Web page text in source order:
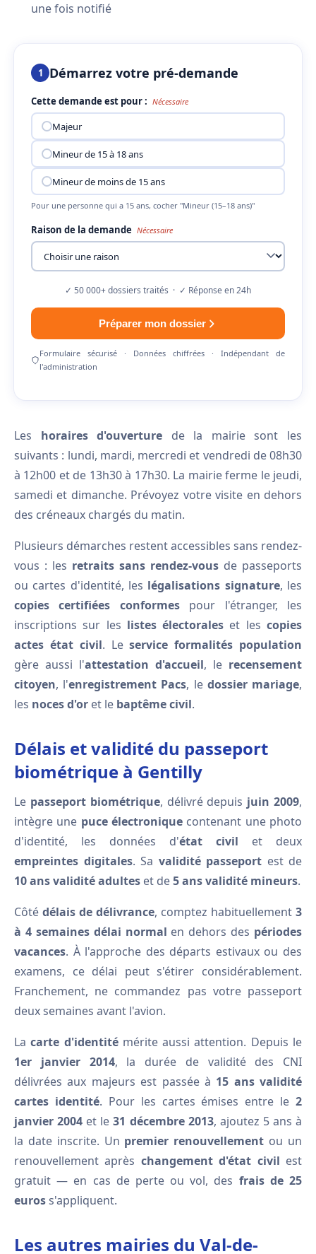
une fois notifié
1 Démarrez votre pré-demande
Cette demande est pour : Nécessaire
Majeur
Mineur de 15 à 18 ans
Mineur de moins de 15 ans
Pour une personne qui a 15 ans, cocher "Mineur (15–18 ans)"
Raison de la demande Nécessaire
✓ 50 000+ dossiers traités · ✓ Réponse en 24h
Préparer mon dossier
Formulaire sécurisé · Données chiffrées · Indépendant de
l'administration
Les horaires d'ouverture de la mairie sont les
suivants : lundi, mardi, mercredi et vendredi de 08h30
à 12h00 et de 13h30 à 17h30. La mairie ferme le jeudi,
samedi et dimanche. Prévoyez votre visite en dehors
des créneaux chargés du matin.
Plusieurs démarches restent accessibles sans rendez-
vous : les retraits sans rendez-vous de passeports
ou cartes d'identité, les légalisations signature, les
copies certifiées conformespour l'étranger, les
inscriptions sur les listes électorales et lescopies
actes état civil. Leservice formalités population
gère aussi l'attestation d'accueil, le recensement
citoyen, l'enregistrement Pacs, le dossier mariage,
les noces d'or et le baptême civil.
Délais et validité du passeport
biométrique à Gentilly
Le passeport biométrique, délivré depuis juin 2009,
intègre une puce électronique contenant une photo
d'identité, les données d'état civil et deux
empreintes digitales. Sa validité passeport est de
10 ans validité adultes et de5 ans validité mineurs.
Côté délais de délivrance, comptez habituellement 3
à 4 semaines délai normal en dehors des périodes
vacances. À l'approche des départs estivaux ou des
examens, ce délai peut s'étirer considérablement.
Franchement, ne commandez pas votre passeport
deux semaines avant l'avion.
Lacarte d'identitémérite aussi attention. Depuis le
1er janvier 2014, la durée de validité des CNI
délivrées aux majeurs est passée à 15 ans validité
cartes identité. Pour les cartes émises entre le 2
janvier 2004 et le31 décembre 2013, ajoutez 5 ans à
la date inscrite. Un premier renouvellement ou un
renouvellement après changement d'état civil est
gratuit — en cas de perte ou vol, des frais de 25
euross'appliquent.
Les autres mairies du Val-de-